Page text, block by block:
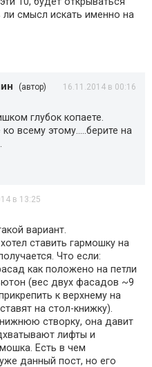
ли смысл искать именно на
(автор) 16.11.2014 в 00:16
глубок копаете.
всему этому…..берите на
в 13:25
вариант.
ставить гармошку на
Что если:
как положено на петли
(вес двух фасадов ~9
к верхнему на
на стол-книжку).
створку, она давит
лифты и
Есть в чем
данный пост, но его